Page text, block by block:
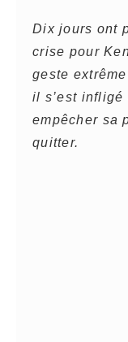
Dix jours ont
crise pour
geste
il s’est
empêcher sa
quitter.